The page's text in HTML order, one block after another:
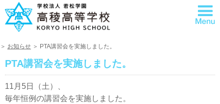
＞ お知らせ ＞ PTA講習会を実施しました。
PTA講習会を実施しました。
11月5日（土）、
毎年恒例の講習会を実施しました。